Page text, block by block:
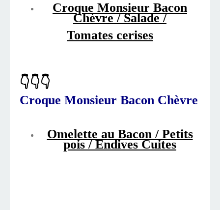
Croque Monsieur Bacon
Chèvre / Salade /
Tomates cerises
👇👇👇
Croque Monsieur Bacon Chèvre
Omelette au Bacon / Petits
pois / Endives Cuites